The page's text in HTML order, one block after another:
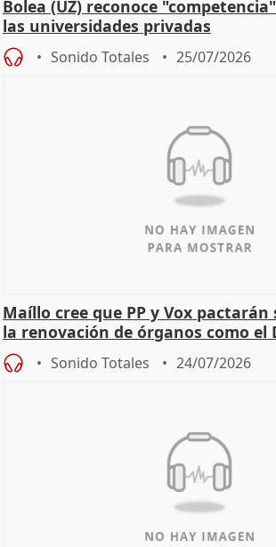
Bolea (UZ) reconoce
las universidades privadas
Sonido Totales 25/07/2026
Maíllo cree que PP y Vox
la renovación de órganos como el
Sonido Totales 24/07/2026